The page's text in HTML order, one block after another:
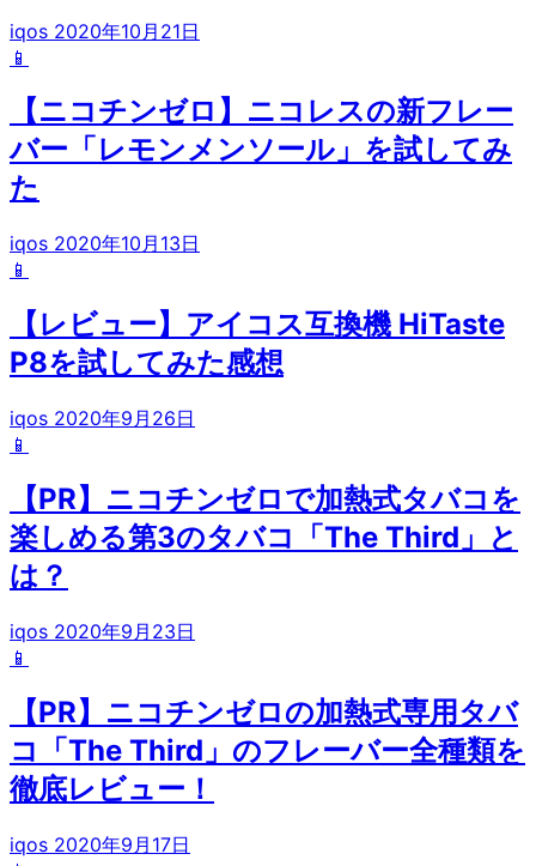
iqos 2020年10月21日
📱
【ニコチンゼロ】ニコレスの新フレー
バー「レモンメンソール」を試してみ
た
iqos 2020年10月13日
📱
【レビュー】アイコス互換機 HiTaste
P8を試してみた感想
iqos 2020年9月26日
📱
【PR】ニコチンゼロで加熱式タバコを
楽しめる第3のタバコ「The Third」と
は？
iqos 2020年9月23日
📱
【PR】ニコチンゼロの加熱式専用タバ
コ「The Third」のフレーバー全種類を
徹底レビュー！
iqos 2020年9月17日